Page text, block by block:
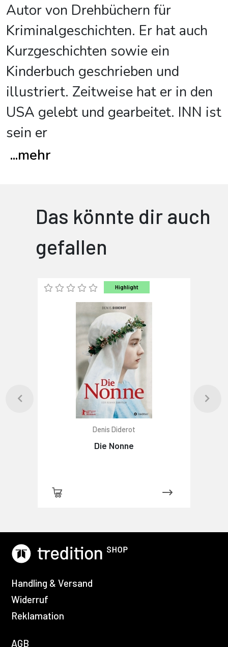
Autor von Drehbüchern für
Kriminalgeschichten. Er hat auch
Kurzgeschichten sowie ein
Kinderbuch geschrieben und
illustriert. Zeitweise hat er in den
USA gelebt und gearbeitet. INN ist
sein er
...mehr
Das könnte dir auch
gefallen
Highlight
Denis Diderot
Die Nonne
Handling & Versand
Widerruf
Reklamation
AGB